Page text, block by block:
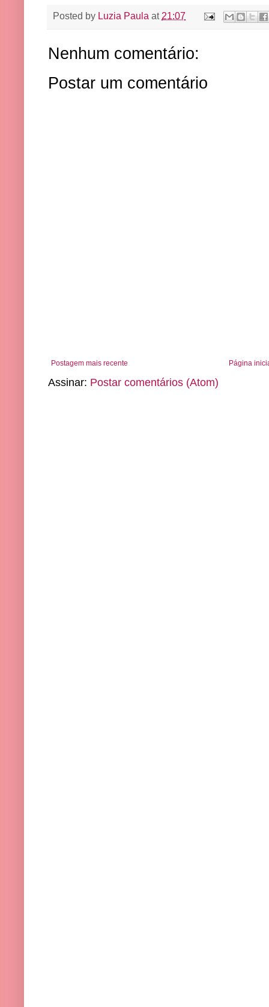
Posted by Luzia Paula at 21:07
Nenhum comentário:
Postar um comentário
Postagem mais recente Página
Assinar: Postar comentários (Atom)